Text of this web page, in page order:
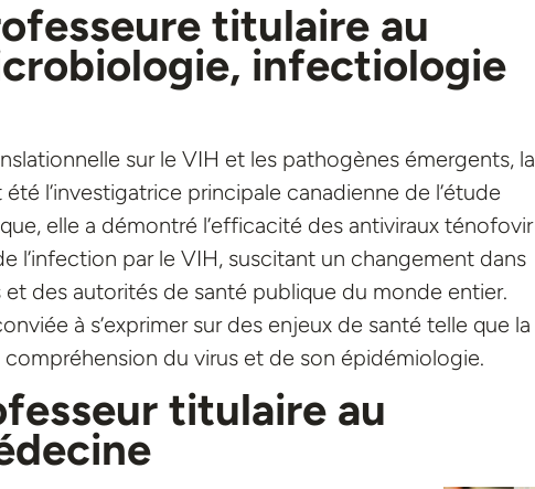
titulaire au
infectiologie
sur le VIH et les pathogènes émergents, la
l’investigatrice principale canadienne de l’étude
elle a démontré l’efficacité des antiviraux ténofovir
l’infection par le VIH, suscitant un changement dans
des autorités de santé publique du monde entier.
à s’exprimer sur des enjeux de santé telle que la
du virus et de son épidémiologie.
titulaire au